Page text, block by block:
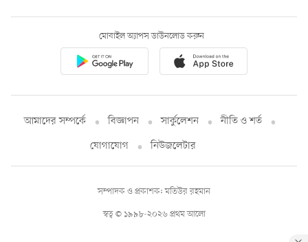
মোবাইল অ্যাপস ডাউনলোড করুন
আমাদের সম্পর্কে বিজ্ঞাপন সার্কুলেশন
নীতি ও শর্ত
যোগাযোগ
নিউজলেটার
স্বত্ব © ১৯৯৮-২০২৬ প্রথম আলো
সম্পাদক ও প্রকাশক: মতিউর রহমান